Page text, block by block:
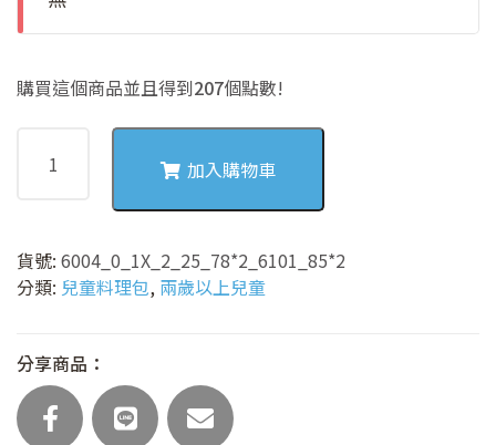
購買這個商品並且得到207個點數!
豚
骨
麵
數
量
加入購物車
貨號: 6004_0_1X_2_25_78*2_6101_85*2
分類: 兒童料理包, 兩歲以上兒童
分享商品：